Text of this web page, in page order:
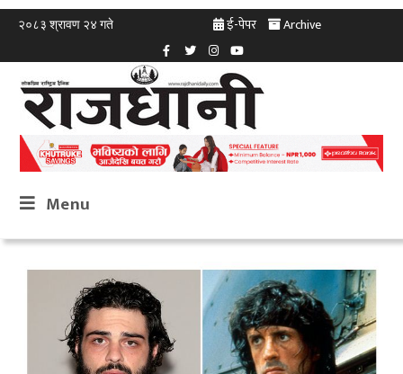
२०८३ श्रावण २४ गते ई-पेपर Archive
Menu